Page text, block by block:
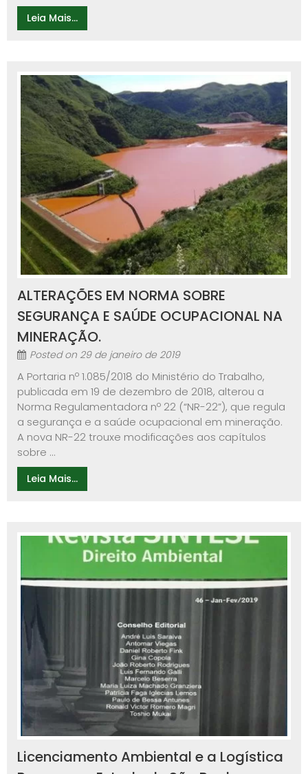
Leia Mais...
ALTERAÇÕES EM NORMA SOBRE
SEGURANÇA E SAÚDE OCUPACIONAL NA
MINERAÇÃO.
Posted on 29 de janeiro de 2019
A Portaria nº 1.085/2018 do Ministério do Trabalho,
publicada em 19 de dezembro de 2018, alterou a
Norma Regulamentadora nº 22 (“NR-22”), que regula
a segurança e a saúde ocupacional em mineração.
A nova NR-22 trouxe modificações aos capítulos
sobre ...
Leia Mais...
Licenciamento Ambiental e a Logística